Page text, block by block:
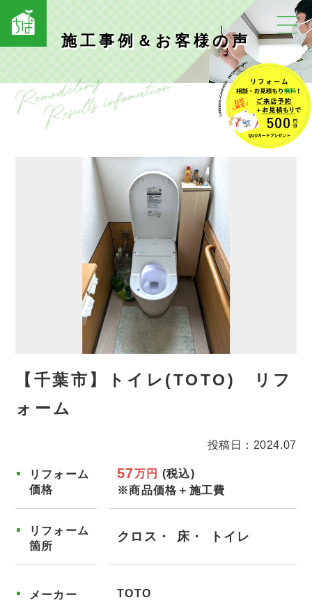
施工事例＆お客様の声
【千葉市】トイレ(TOTO) リフ
ォーム
投稿日：2024.07
リフォーム
価格
57万円 (税込)
※商品価格＋施工費
リフォーム
箇所
クロス 床 トイレ
メーカー TOTO